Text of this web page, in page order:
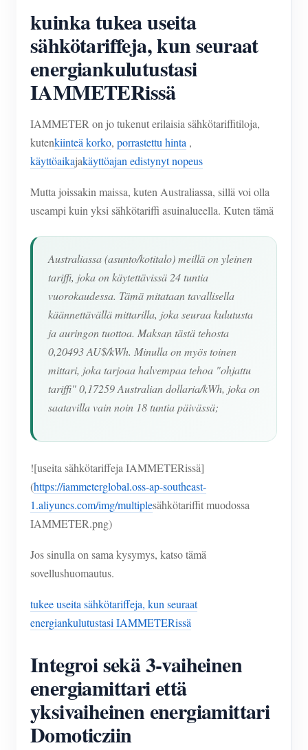
Uutiset
Blogit
Meistä
kuinka tukea useita
sähkötariffeja, kun seuraat
energiankulutustasi
IAMMETERissä
IAMMETER on jo tukenut erilaisia sähkötariffitiloja,
kutenkiinteä korko, porrastettu hinta ,
käyttöaikajakäyttöajan edistynyt nopeus
Mutta joissakin maissa, kuten Australiassa, sillä voi olla
useampi kuin yksi sähkötariffi asuinalueella. Kuten tämä
Australiassa (asunto/kotitalo) meillä on yleinen
tariffi, joka on käytettävissä 24 tuntia
vuorokaudessa. Tämä mitataan tavallisella
käännettävällä mittarilla, joka seuraa kulutusta
ja auringon tuottoa. Maksan tästä tehosta
0,20493 AU$/kWh. Minulla on myös toinen
mittari, joka tarjoaa halvempaa tehoa "ohjattu
tariffi" 0,17259 Australian dollaria/kWh, joka on
saatavilla vain noin 18 tuntia päivässä;
![useita sähkötariffeja IAMMETERissä]
(https://iammeterglobal.oss-ap-southeast-
1.aliyuncs.com/img/multiplesähkötariffit muodossa
IAMMETER.png)
Jos sinulla on sama kysymys, katso tämä
sovellushuomautus.
tukee useita sähkötariffeja, kun seuraat
energiankulutustasi IAMMETERissä
Integroi sekä 3-vaiheinen
energiamittari että
yksivaiheinen energiamittari
Domoticziin